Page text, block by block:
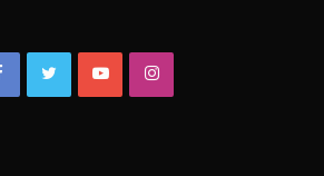
FacebookTwitterYouTubeInstagram